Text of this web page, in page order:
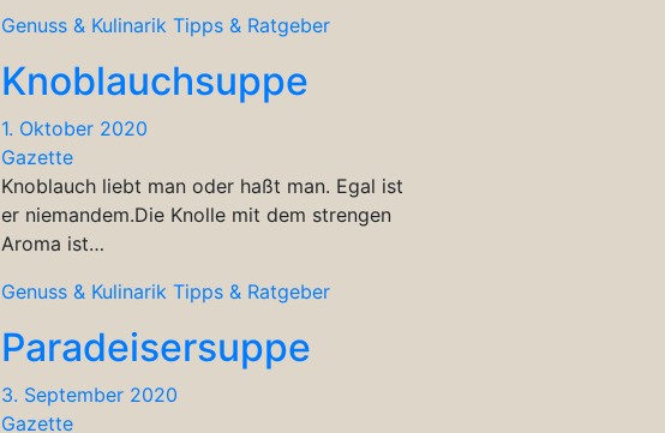
Genuss & Kulinarik Tipps & Ratgeber
Knoblauchsuppe
1. Oktober 2020
Gazette
Knoblauch liebt man oder haßt man. Egal ist
er niemandem.Die Knolle mit dem strengen
Aroma ist…
Genuss & Kulinarik Tipps & Ratgeber
Paradeisersuppe
3. September 2020
Gazette